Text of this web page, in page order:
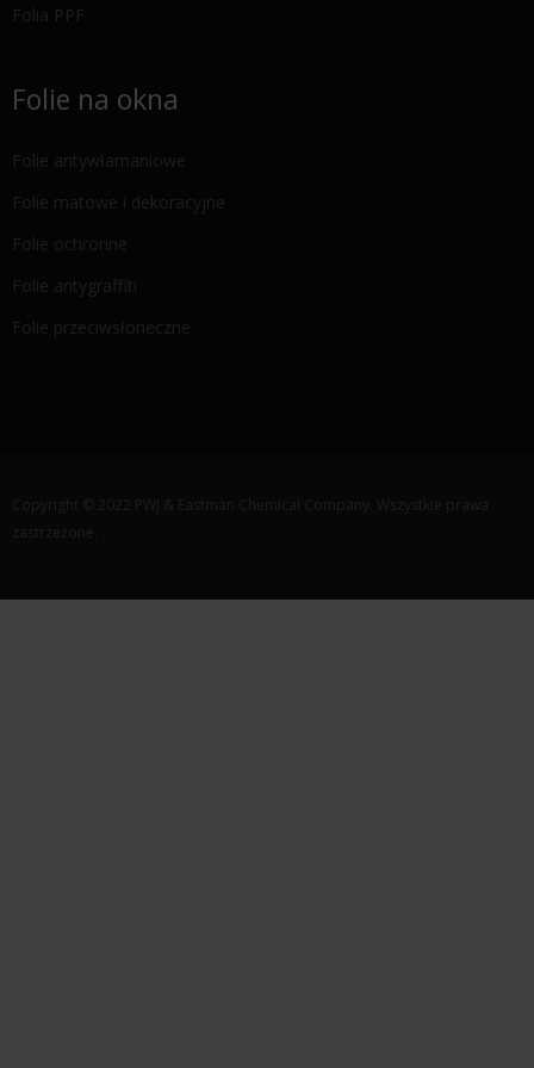
Folia PPF
Folie na okna
Folie antywłamaniowe
Folie matowe i dekoracyjne
Folie ochronne
Folie antygraffiti
Folie przeciwsłoneczne